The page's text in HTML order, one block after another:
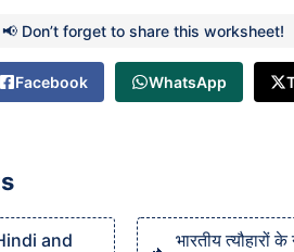
📢 Don’t forget to share this worksheet!
Facebook WhatsApp
and
भारतीय